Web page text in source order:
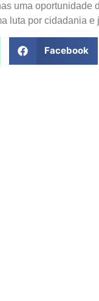
uma oportunidade
luta por cidadania e
Facebook